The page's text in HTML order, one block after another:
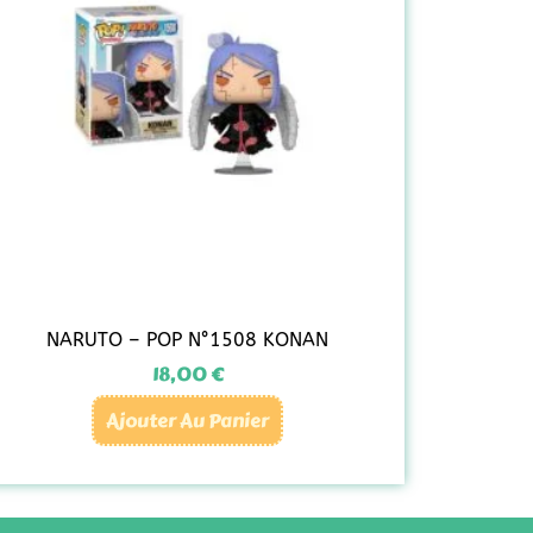
NARUTO – POP N°1508 KONAN
18,00€
Ajouter Au Panier